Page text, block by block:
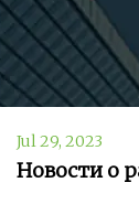
Jul 29, 2023
Новости о